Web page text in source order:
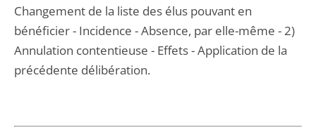
Changement de la liste des élus pouvant en
bénéficier - Incidence - Absence, par elle-même - 2)
Annulation contentieuse - Effets - Application de la
précédente délibération.